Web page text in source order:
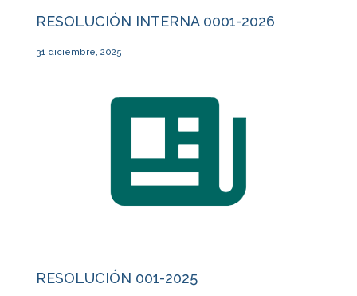
RESOLUCIÓN INTERNA 0001-2026
31 diciembre, 2025
RESOLUCIÓN 001-2025